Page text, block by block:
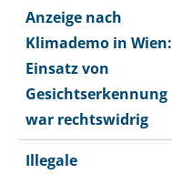
Anzeige nach
Klimademo in Wien:
Einsatz von
Gesichtserkennung
war rechtswidrig
Illegale